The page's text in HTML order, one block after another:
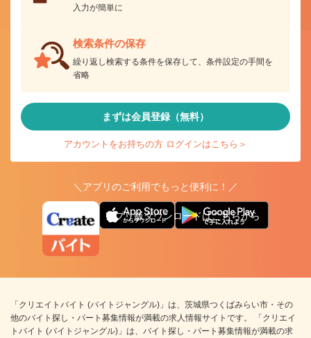
入力が簡単に
検索条件の保存
繰り返し検索する条件を保存して、条件設定の手間を
省略
まずは会員登録（無料）
アカウントをお持ちの方 ログインはこちら＞
＼アプリのご利用でもっと便利に！／
アプリ版ダウンロードはこちらから
「クリエイトバイト (バイトジャングル)」は、茨城県つくばみらい市・その
他のバイト探し・パート募集情報が満載の求人情報サイトです。 「クリエイ
トバイト (バイトジャングル)」は、バイト探し・パート募集情報が満載の求